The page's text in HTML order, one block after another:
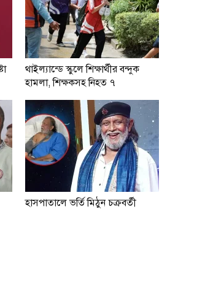
থাইল্যান্ডে স্কুলে শিক্ষার্থীর বন্দুক
হামলা, শিক্ষকসহ নিহত ৭
হাসপাতালে ভর্তি মিঠুন চক্রবর্তী